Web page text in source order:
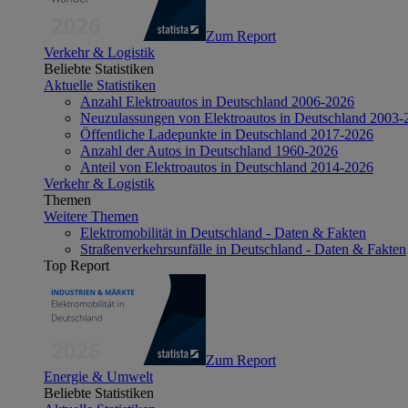
Zum Report
Verkehr & Logistik
Beliebte Statistiken
Aktuelle Statistiken
Anzahl Elektroautos in Deutschland 2006-2026
Neuzulassungen von Elektroautos in Deutschland 2003-
Öffentliche Ladepunkte in Deutschland 2017-2026
Anzahl der Autos in Deutschland 1960-2026
Anteil von Elektroautos in Deutschland 2014-2026
Verkehr & Logistik
Themen
Weitere Themen
Elektromobilität in Deutschland - Daten & Fakten
Straßenverkehrsunfälle in Deutschland - Daten & Fakten
Top Report
Zum Report
Energie & Umwelt
Beliebte Statistiken